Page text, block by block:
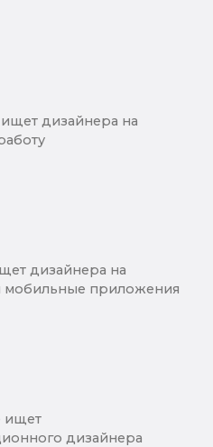
ищет дизайнера на
дизайнера на
мобильные приложения
ищет
дизайнера